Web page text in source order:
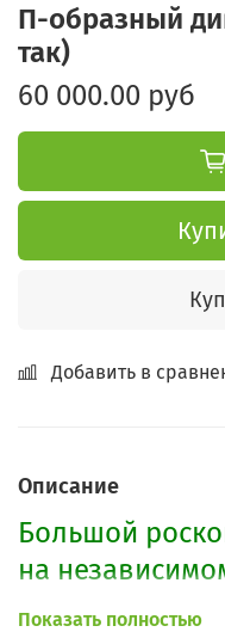
П-образный
так)
60 000.00 руб
Добавить в
Описание
Большой
на
Диван легко
Показать полностью